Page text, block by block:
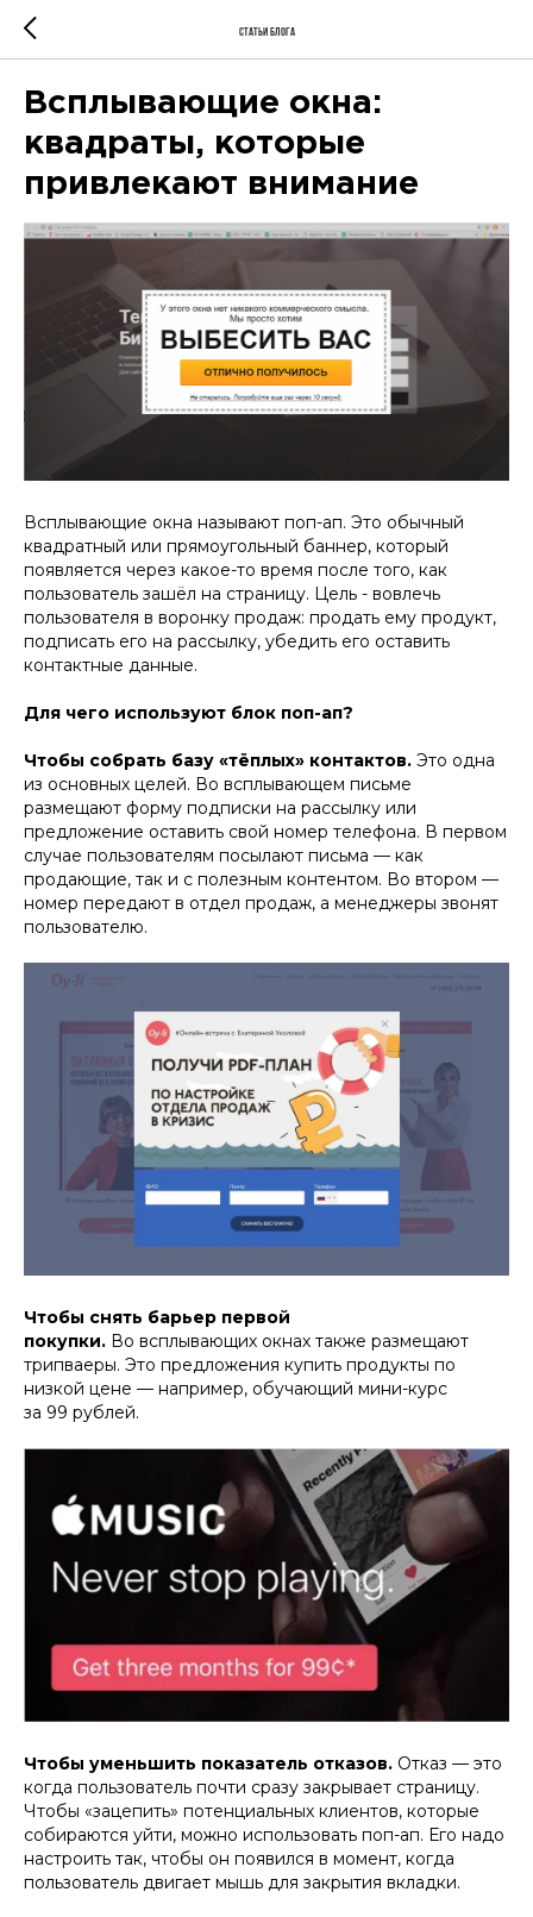
Статьи блога
Всплывающие окна:
квадраты, которые
привлекают внимание
Всплывающие окна называют поп-ап. Это обычный
квадратный или прямоугольный баннер, который
появляется через какое-то время после того, как
пользователь зашёл на страницу. Цель - вовлечь
пользователя в воронку продаж: продать ему продукт,
подписать его на рассылку, убедить его оставить
контактные данные.
Для чего используют блок поп-ап?
Чтобы собрать базу «тёплых» контактов. Это одна
из основных целей. Во всплывающем письме
размещают форму подписки на рассылку или
предложение оставить свой номер телефона. В первом
случае пользователям посылают письма — как
продающие, так и с полезным контентом. Во втором —
номер передают в отдел продаж, а менеджеры звонят
пользователю.
Чтобы снять барьер первой
покупки. Во всплывающих окнах также размещают
трипваеры. Это предложения купить продукты по
низкой цене — например, обучающий мини-курс
за 99 рублей.
Чтобы уменьшить показатель отказов. Отказ — это
когда пользователь почти сразу закрывает страницу.
Чтобы «зацепить» потенциальных клиентов, которые
собираются уйти, можно использовать поп-ап. Его надо
настроить так, чтобы он появился в момент, когда
пользователь двигает мышь для закрытия вкладки.